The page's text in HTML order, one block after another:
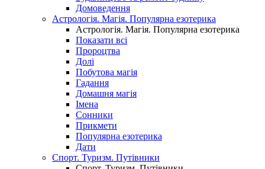
Домоведення
Астрологія. Магія. Популярна езотерика
Астрологія. Магія. Популярна езотерика
Показати всі
Пророцтва
Долі
Побутова магія
Гадання
Домашня магія
Імена
Сонники
Прикмети
Популярна езотерика
Дати
Спорт. Туризм. Путівники